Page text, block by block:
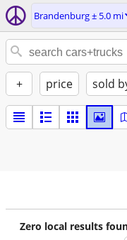
Brandenburg ± 5.0 mi
+ price sold
Zero local results